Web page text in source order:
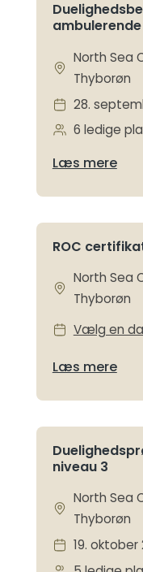
ambulerende
North Sea
Thyborøn
28.
6 ledige
Læs mere
ROC
North Sea
Thyborøn
Vælg en
Læs mere
niveau 3
North Sea
Thyborøn
19. oktober